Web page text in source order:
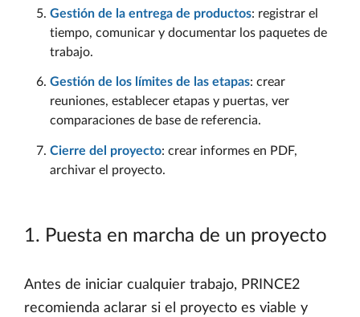
Gestión de la entrega de productos: registrar el
tiempo, comunicar y documentar los paquetes de
trabajo.
Gestión de los límites de las etapas: crear
reuniones, establecer etapas y puertas, ver
comparaciones de base de referencia.
Cierre del proyecto: crear informes en PDF,
archivar el proyecto.
1. Puesta en marcha de un proyecto
Antes de iniciar cualquier trabajo, PRINCE2
recomienda aclarar si el proyecto es viable y